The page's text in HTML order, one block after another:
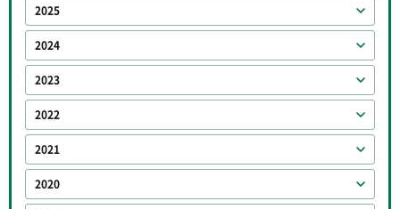
2025
2024
2023
2022
2021
2020